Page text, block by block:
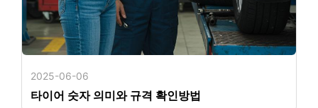
2025-06-06
타이어 숫자 의미와 규격 확인방법